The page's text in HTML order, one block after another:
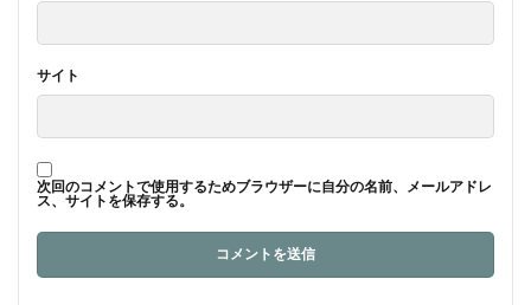
サイト
次回のコメントで使用するためブラウザーに自分の名前、メールアドレ
ス、サイトを保存する。